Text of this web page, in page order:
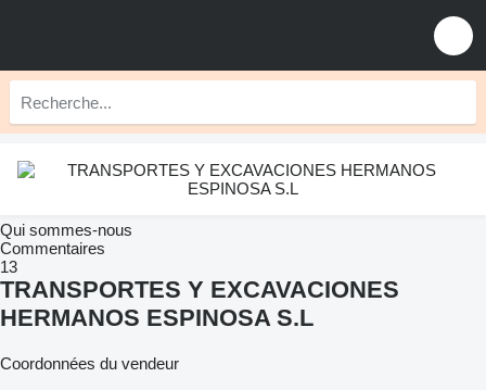
Qui sommes-nous
Commentaires
13
TRANSPORTES Y EXCAVACIONES
HERMANOS ESPINOSA S.L
Coordonnées du vendeur